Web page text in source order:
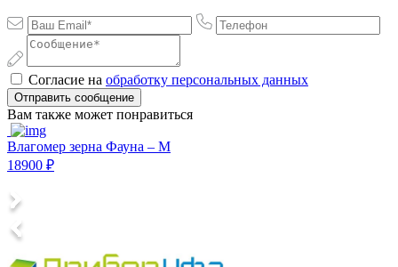
Согласие на обработку персональных данных
Отправить сообщение
Вам также может понравиться
Влагомер зерна Фауна – М
18900 ₽